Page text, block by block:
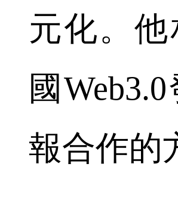
元化。
國
報合作的